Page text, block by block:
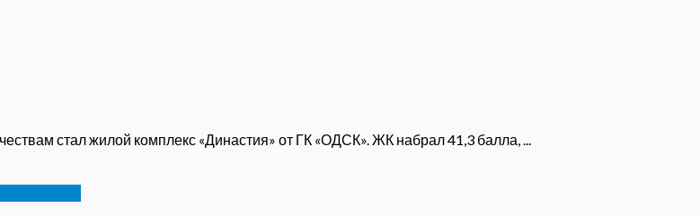
стал жилой комплекс «Династия» от ГК «ОДСК». ЖК набрал 41,3 балла, ...